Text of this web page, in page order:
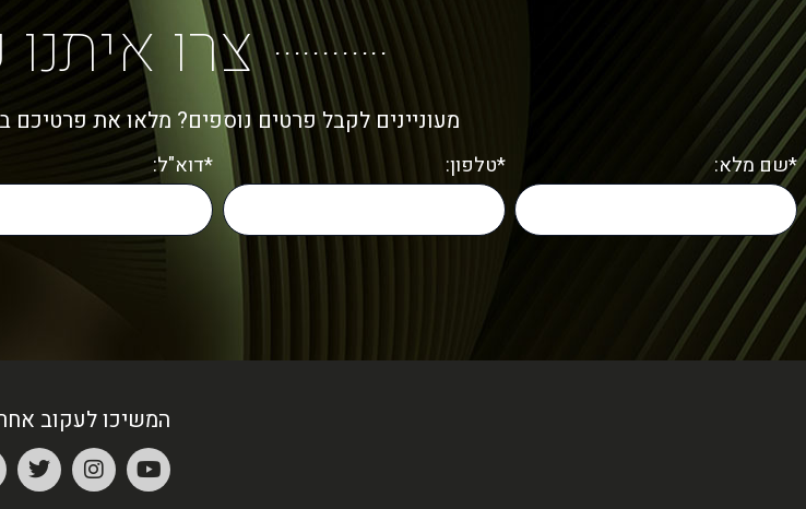
צרו
מעוניינים לקבל פרטים נוספים? מלאו את
*שם מלא: *טלפון: *דוא"ל:
המשיכו לעקוב